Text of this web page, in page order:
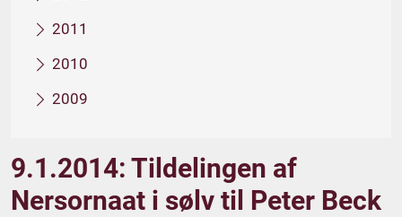
2011
2010
2009
9.1.2014: Tildelingen af
Nersornaat i sølv til Peter Beck